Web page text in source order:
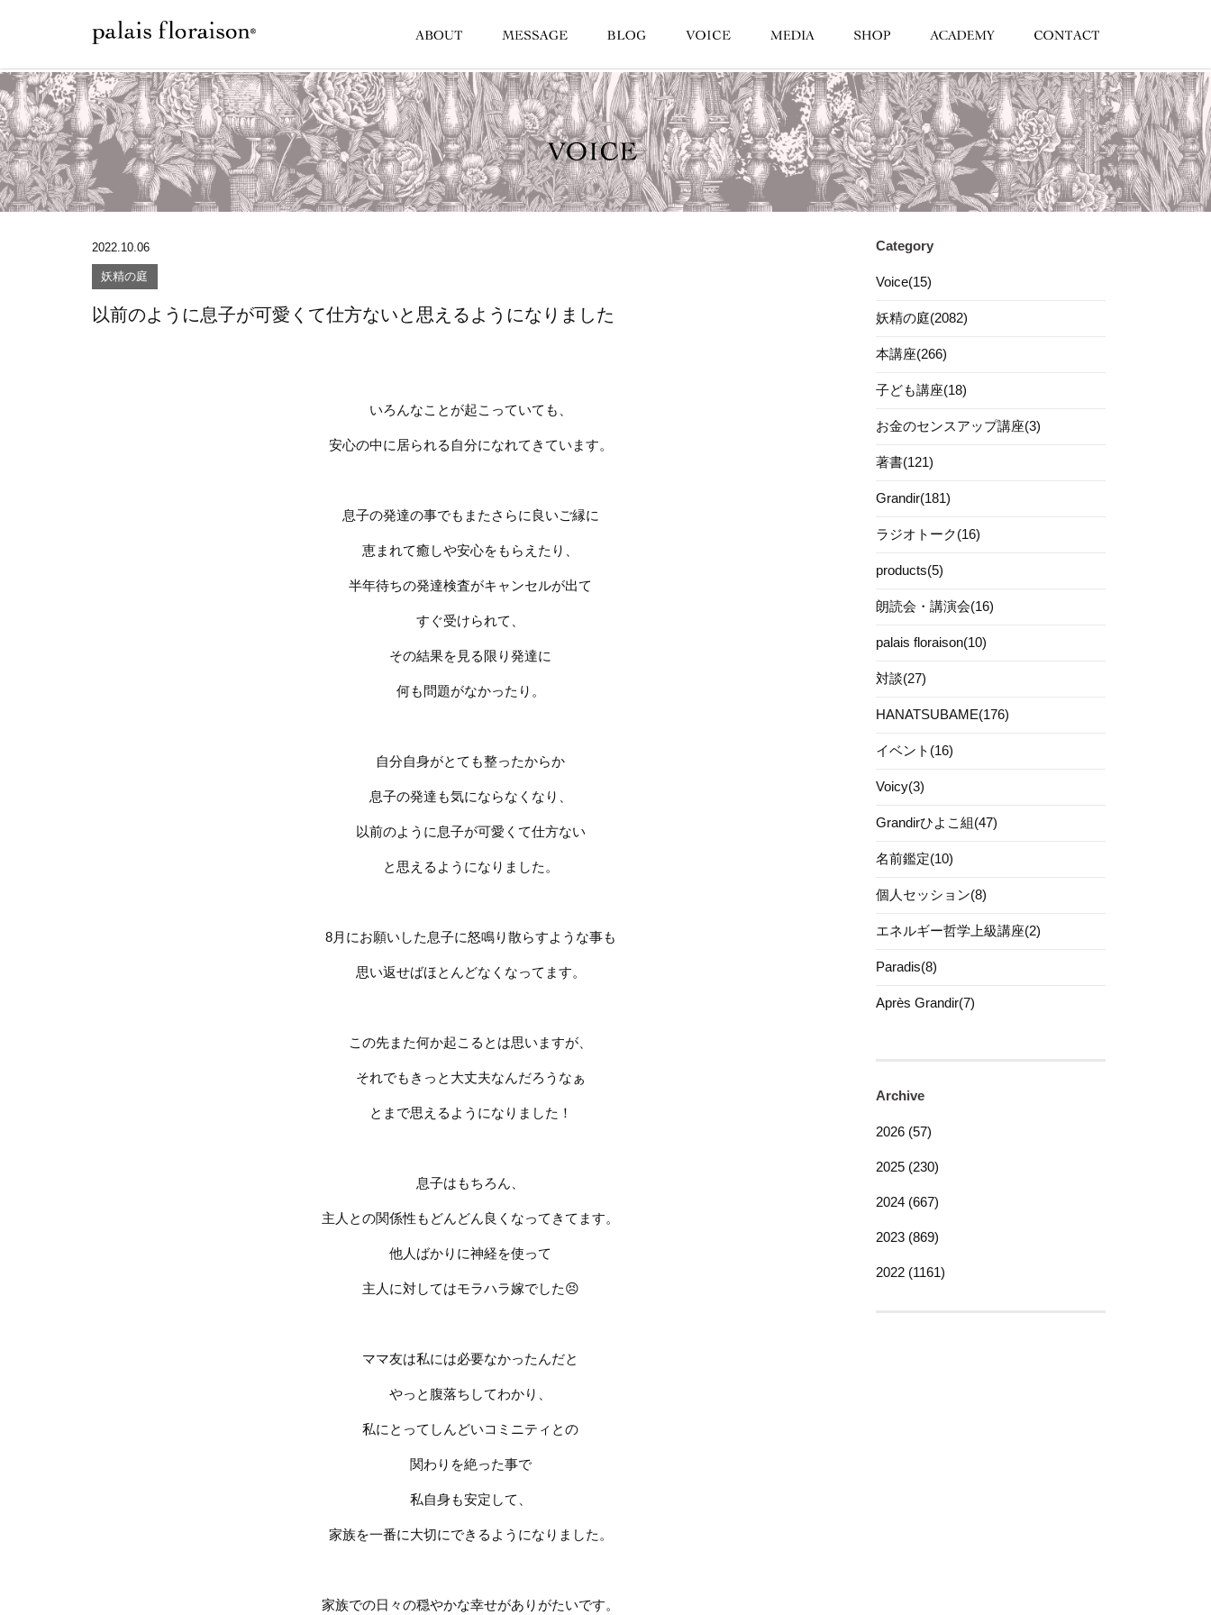
2022.10.06
妖精の庭
以前のように息子が可愛くて仕方ないと思えるようになりました
いろんなことが起こっていても、
安心の中に居られる自分になれてきています。
息子の発達の事でもまたさらに良いご縁に
恵まれて癒しや安心をもらえたり、
半年待ちの発達検査がキャンセルが出て
すぐ受けられて、
その結果を見る限り発達に
何も問題がなかったり。
自分自身がとても整ったからか
息子の発達も気にならなくなり、
以前のように息子が可愛くて仕方ない
と思えるようになりました。
8月にお願いした息子に怒鳴り散らすような事も
思い返せばほとんどなくなってます。
この先また何か起こるとは思いますが、
それでもきっと大丈夫なんだろうなぁ
とまで思えるようになりました！
息子はもちろん、
主人との関係性もどんどん良くなってきてます。
他人ばかりに神経を使って
主人に対してはモラハラ嫁でした😣
ママ友は私には必要なかったんだと
やっと腹落ちしてわかり、
私にとってしんどいコミニティとの
関わりを絶った事で
私自身も安定して、
家族を一番に大切にできるようになりました。
家族での日々の穏やかな幸せがありがたいです。
Category
Voice(15)
妖精の庭(2082)
本講座(266)
子ども講座(18)
お金のセンスアップ講座(3)
著書(121)
Grandir(181)
ラジオトーク(16)
products(5)
朗読会・講演会(16)
palais floraison(10)
対談(27)
HANATSUBAME(176)
イベント(16)
Voicy(3)
Grandirひよこ組(47)
名前鑑定(10)
個人セッション(8)
エネルギー哲学上級講座(2)
Paradis(8)
Après Grandir(7)
Archive
2026 (57)
2025 (230)
2024 (667)
2023 (869)
2022 (1161)